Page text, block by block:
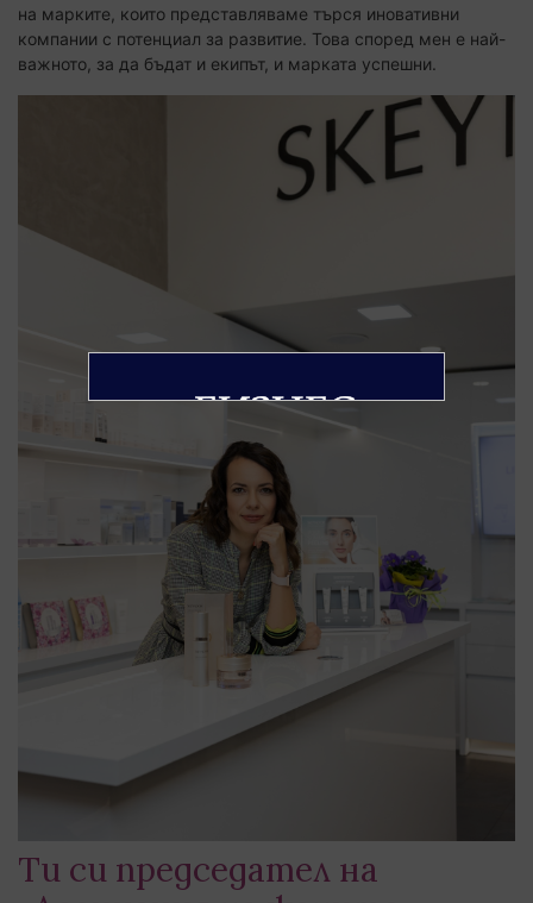
на марките, които представляваме търся иновативни
компании с потенциал за развитие. Това според мен е най-
важното, за да бъдат и екипът, и марката успешни.
Ти си председател на
Вече 18 години сме на медийния пазар!
Абонирай се за седмичния нюзлетер на
твоят БИЗНЕС и ще получаваш избрани
авторски бизнес статии, информация за
наши проекти и събития, специални
Моля въведете вашият е-маил адрес